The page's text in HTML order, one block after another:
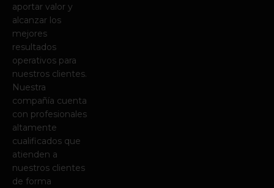
aportar valor y
alcanzar los
mejores
resultados
operativos para
nuestros clientes.
Nuestra
compañía cuenta
con profesionales
altamente
cualificados que
atienden a
nuestros clientes
de forma